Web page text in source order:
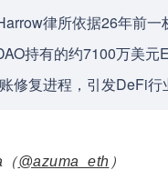
律所依据26年前
持有的约7100万美
修复进程，引发DeFi行
@azuma_eth ）